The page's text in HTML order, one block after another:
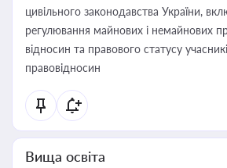
цивільного законодавства України,
регулювання майнових і немайнових
відносин та правового статусу
правовідносин
Вища освіта